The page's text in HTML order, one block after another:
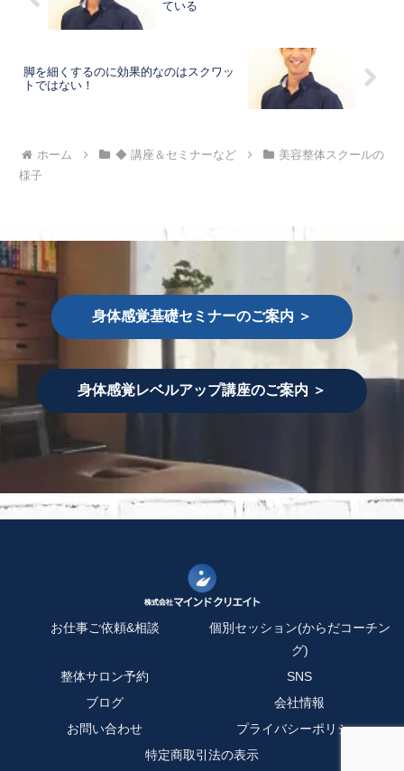
ている
脚を細くするのに効果的なのはスクワッ
トではない！
ホーム ◆ 講座＆セミナーなど
美容整体スクールの
様子
身体感覚基礎セミナーのご案内 ＞
身体感覚レベルアップ講座のご案内 ＞
お仕事ご依頼&相談
個別セッション(からだコーチン
グ)
整体サロン予約
SNS
ブログ
会社情報
お問い合わせ
プライバシーポリシー
特定商取引法の表示